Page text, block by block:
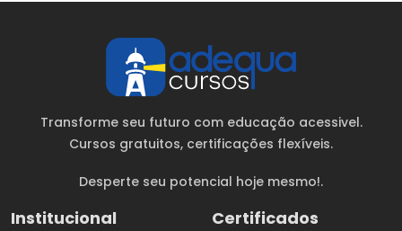
Transforme seu futuro com educação acessivel.
Cursos gratuitos, certificações flexíveis.
Desperte seu potencial hoje mesmo!.
Institucional Certificados